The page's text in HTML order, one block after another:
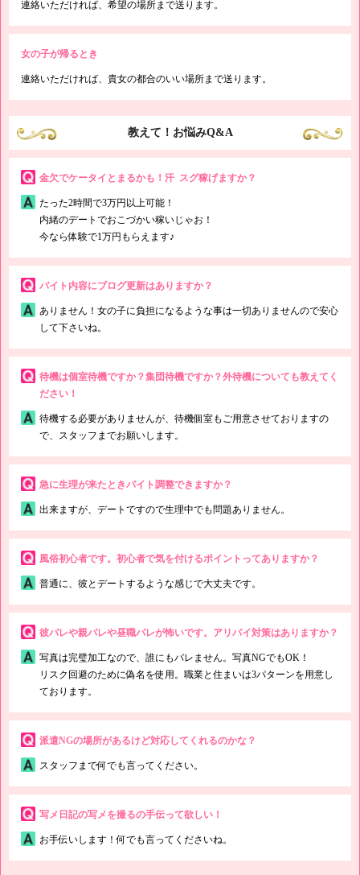
連絡いただければ、希望の場所まで送ります。
女の子が帰るとき
連絡いただければ、貴女の都合のいい場所まで送ります。
教えて！お悩みQ&A
金欠でケータイとまるかも！汗 スグ稼げますか？
たった2時間で3万円以上可能！
内緒のデートでおこづかい稼いじゃお！
今なら体験で1万円もらえます♪
バイト内容にブログ更新はありますか？
ありません！女の子に負担になるような事は一切ありませんので安心
して下さいね。
待機は個室待機ですか？集団待機ですか？外待機についても教えてく
ださい！
待機する必要がありませんが、待機個室もご用意させておりますの
で、スタッフまでお願いします。
急に生理が来たときバイト調整できますか？
出来ますが、デートですので生理中でも問題ありません。
風俗初心者です。初心者で気を付けるポイントってありますか？
普通に、彼とデートするような感じで大丈夫です。
彼バレや親バレや昼職バレが怖いです。アリバイ対策はありますか？
写真は完璧加工なので、誰にもバレません。写真NGでもOK！
リスク回避のために偽名を使用。職業と住まいは3パターンを用意し
ております。
派遣NGの場所があるけど対応してくれるのかな？
スタッフまで何でも言ってください。
写メ日記の写メを撮るの手伝って欲しい！
お手伝いします！何でも言ってくださいね。